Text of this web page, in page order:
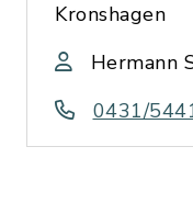
Kronshagen
Hermann
0431/